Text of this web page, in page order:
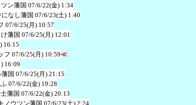
ン藩国 07/6/22(金) 1:34
なし藩国 07/6/23(土) 1:40
07/6/25(月) 10:57
藩国 07/6/25(月) 12:01
16:15
フ 07/6/25(月) 10:59≪
16:09
国 07/6/25(月) 21:15
07/6/22(金) 19:28
藩国 07/6/22(金) 20:13
ノウツン藩国 07/6/23(土) 2:24